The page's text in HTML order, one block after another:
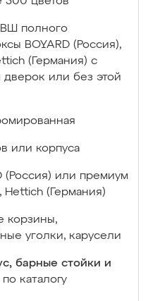
полного
BOYARD (Россия),
(Германия) с
или без этой
или корпуса
(Россия) или премиум
Hettich (Германия)
корзины,
уголки, карусели
барные стойки и
по каталогу